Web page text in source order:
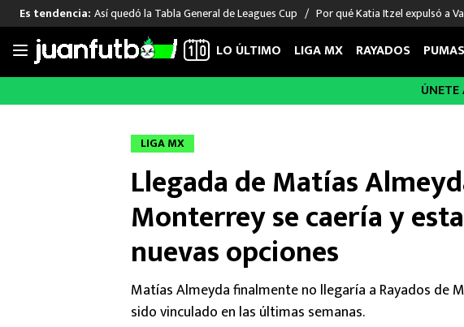
Saltar
Es tendencia: Así quedó la Tabla General de Leagues Cup Por qué Katia Itzel expulsó a
LIGA MX
Chivas de Guadalajara
Liga MX Femenil
FUT INTERNACIONAL
Las Noticias
Selección Mexicana
Champions League
Real Madrid
Barcelona
MEXICANOS EN EL
Memo Ochoa
Chino Huerta
Edson Álvarez
Santiago Giménez
LO ÚLTIMO LIGA MX RAYADOS PUMAS
LIGA MX
Llegada de Matías
Monterrey se caería y
nuevas opciones
Matías Almeyda finalmente no llegaría a Rayados de
sido vinculado en las últimas semanas.